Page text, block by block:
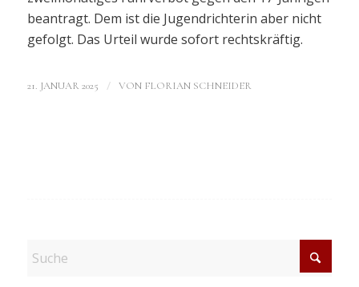
beantragt. Dem ist die Jugendrichterin aber nicht
gefolgt. Das Urteil wurde sofort rechtskräftig.
21. JANUAR 2025 / VON FLORIAN SCHNEIDER